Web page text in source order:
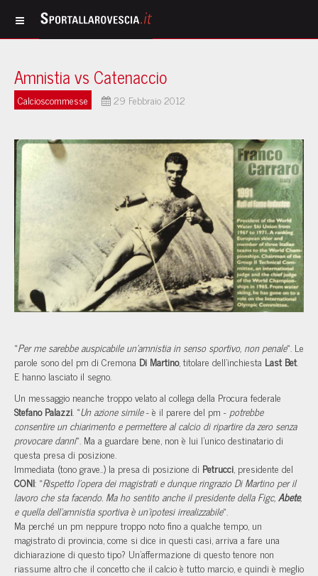
Amnistia vs Catenaccio
Calcioscommesse 29 Febbraio 2012
«Per me sarebbe auspicabile un'amnistia in senso sportivo, non penale». Le
parole sono del pm di Cremona Di Martino, titolare dell’inchiesta Last Bet.
E hanno lasciato il segno.
Un messaggio neanche troppo velato al collega della Procura federale
Stefano Palazzi. «Un azione simile- è il parere del pm - potrebbe
consentire un chiarimento e permettere al calcio di ripartire da zero senza
provocare danni». Ma a guardare bene, non è lui l’unico destinatario di
questa presa di posizione.
Immediata (tono grave..) la presa di posizione di Petrucci, presidente del
CONI: «Rispetto l’opera dei magistrati e dunque ringrazio Di Martino per il
lavoro che sta facendo. Ma ho sentito anche il presidente della Figc,Abete,
e quella dell’amnistia sportiva è un’ipotesi irrealizzabile».
Ma perché un pm neppure troppo noto fino a qualche tempo, un
magistrato di provincia, come si dice in questi casi, arriva a fare una
dichiarazione di questo tipo? Un’affermazione di questo tenore non
riassume altro che il concetto che il calcio è tutto marcio, e quindi è meglio